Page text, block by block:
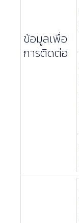
ข้อมูลเพื่อ
การติดต่อ